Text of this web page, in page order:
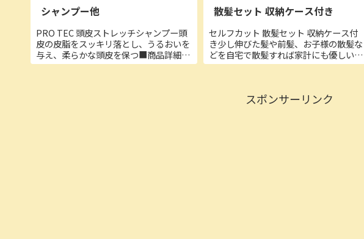
シャンプー他
PRO TEC 頭皮ストレッチシャンプー頭
皮の皮脂をスッキリ落とし、うるおいを
与え、柔らかな頭皮を保つ■商品詳細・
POINT1：2つのうるおい成分「セラミ
散髪セット 収納ケース付き
セルフカット 散髪セット 収納ケース付
き少し伸びた髪や前髪、お子様の散髪な
どを自宅で散髪すれば家計にも優しい。
ご家族の散髪やお仕事でのご利用、趣味
ザー、革製ケース、コー...
スポンサーリンク